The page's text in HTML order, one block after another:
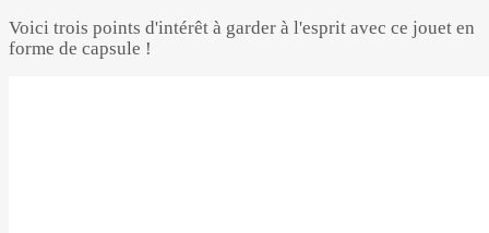
Voici trois points d'intérêt à garder à l'esprit avec ce jouet en
forme de capsule !